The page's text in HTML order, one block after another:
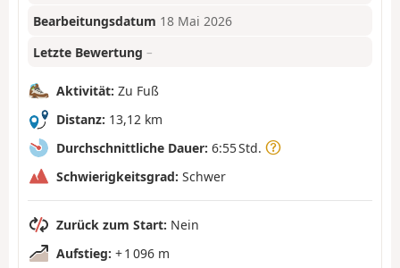
Bearbeitungsdatum 18 Mai 2026
Letzte Bewertung –
Aktivität: Zu Fuß
Distanz: 13,12 km
Durchschnittliche Dauer: 6:55 Std.
Schwierigkeitsgrad: Schwer
Zurück zum Start: Nein
Aufstieg: + 1 096 m